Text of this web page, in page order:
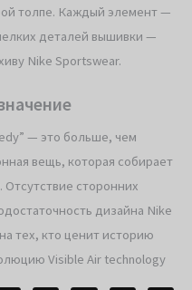
толпе. Каждый элемент —
деталей вышивки —
Nike Sportswear.
— это больше, чем
вещь, которая собирает
сторонних
дизайна Nike
тех, кто ценит историю
Visible Air technology